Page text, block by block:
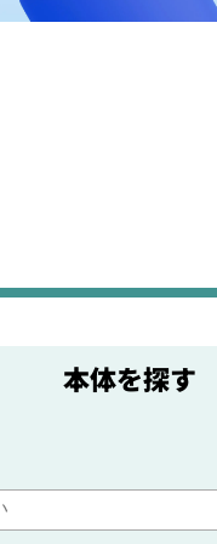
本体を探す